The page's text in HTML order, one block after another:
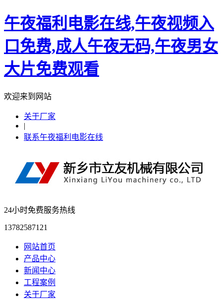
午夜福利电影在线,午夜视频入
口免费,成人午夜无码,午夜男女
大片免费观看
欢迎来到网站
关于厂家
|
联系午夜福利电影在线
24小时免费服务热线
13782587121
网站首页
产品中心
新闻中心
工程案例
关于厂家